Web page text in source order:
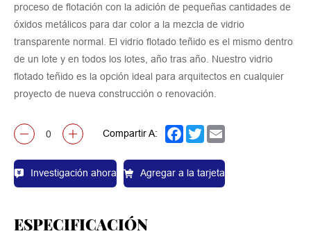
proceso de flotación con la adición de pequeñas cantidades de
óxidos metálicos para dar color a la mezcla de vidrio
transparente normal. El vidrio flotado teñido es el mismo dentro
de un lote y en todos los lotes, año tras año. Nuestro vidrio
flotado teñido es la opción ideal para arquitectos en cualquier
proyecto de nueva construcción o renovación.
Compartir A: Facebook
Twitter
Investigación ahora Agregar a la tarjeta
ESPECIFICACIÓN